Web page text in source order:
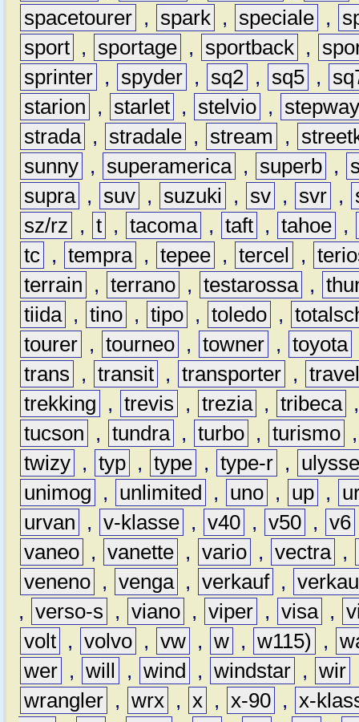
spacetourer , spark , speciale ,
sport , sportage , sportback ,
sprinter , spyder , sq2 , sq5 ,
starion
, starlet , stelvio ,
strada , stradale , stream ,
sunny , superamerica , superb ,
supra , suv , suzuki , sv , svr ,
sz/rz
, t , tacoma , taft , tahoe ,
tc , tempra , tepee , tercel ,
terrain
, terrano , testarossa ,
tiida , tino , tipo , toledo ,
tourer , tourneo , towner , toyota
trans
, transit , transporter ,
trekking
, trevis , trezia , tribeca
tucson
, tundra , turbo , turismo
twizy , typ , type , type-r ,
unimog
, unlimited , uno , up ,
urvan
, v-klasse , v40 , v50 , v6
vaneo , vanette , vario , vectra ,
veneno , venga , verkauf ,
, verso-s , viano , viper , visa ,
volt , volvo , vw , w , w115) ,
wer , will , wind , windstar , wir
wrangler , wrx , x , x-90 , x-